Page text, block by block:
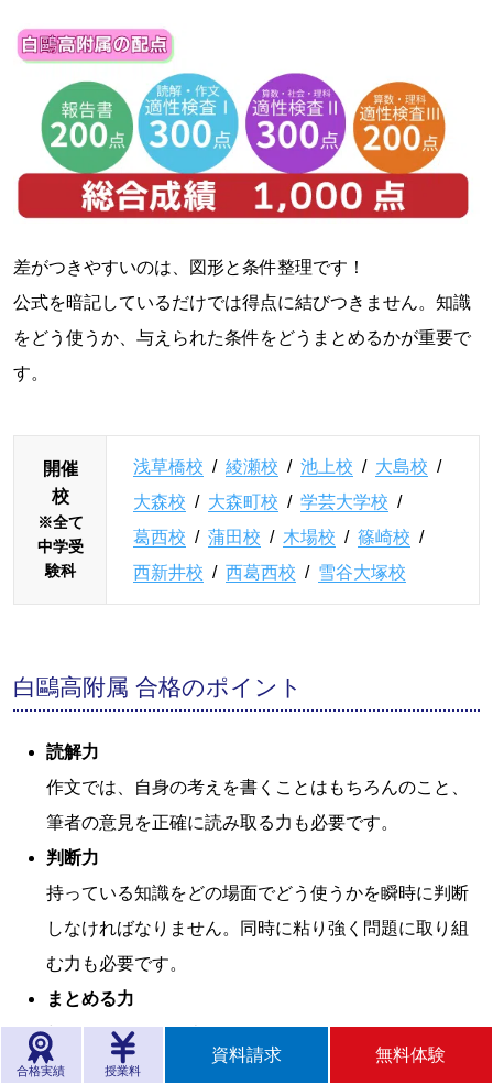
差がつきやすいのは、図形と条件整理です！
公式を暗記しているだけでは得点に結びつきません。知識
をどう使うか、与えられた条件をどうまとめるかが重要で
す。
開催
校
※全て
中学受
験科
浅草橋校 / 綾瀬校 / 池上校 / 大島校 /
大森校 / 大森町校 / 学芸大学校 /
葛西校 / 蒲田校 / 木場校 / 篠崎校 /
西新井校 / 西葛西校 / 雪谷大塚校
白鷗高附属 合格のポイント
読解力
作文では、自身の考えを書くことはもちろんのこと、
筆者の意見を正確に読み取る力も必要です。
判断力
持っている知識をどの場面でどう使うかを瞬時に判断
しなければなりません。同時に粘り強く問題に取り組
む力も必要です。
まとめる力
与えられた条件を表などで自分なりにまとめていきま
す。難しい表現や複雑な条件の問題も、自分で噛み砕
合格実績 授業料
資料請求 無料体験